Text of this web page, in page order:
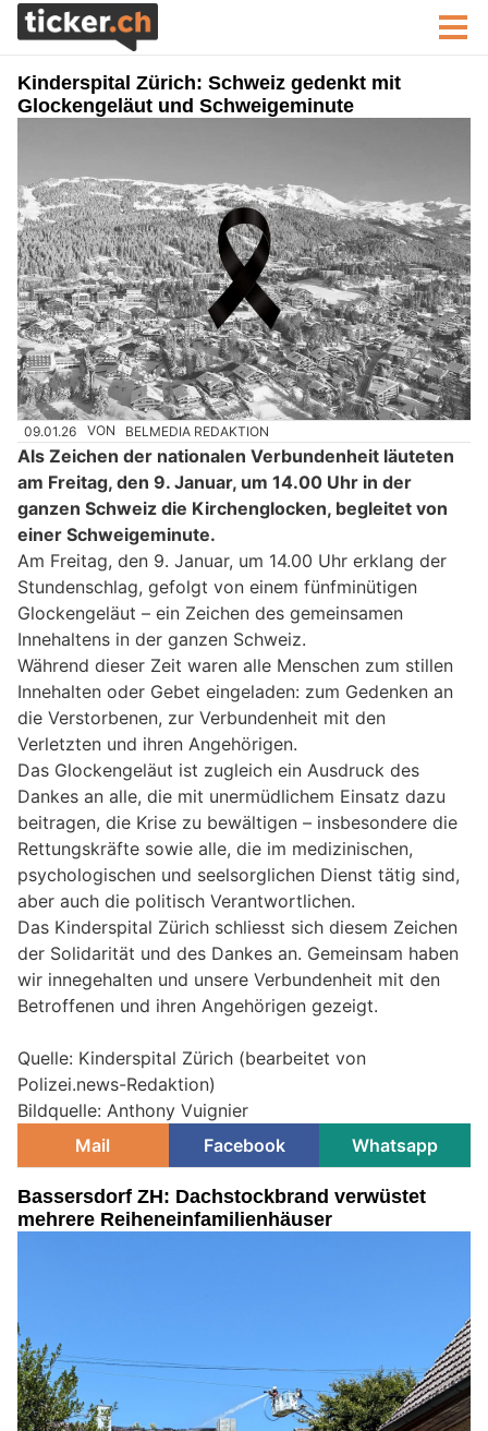
Kinderspital Zürich: Schweiz gedenkt mit
Glockengeläut und Schweigeminute
09.01.26 VON BELMEDIA REDAKTION
Als Zeichen der nationalen Verbundenheit läuteten
am Freitag, den 9. Januar, um 14.00 Uhr in der
ganzen Schweiz die Kirchenglocken, begleitet von
einer Schweigeminute.
Am Freitag, den 9. Januar, um 14.00 Uhr erklang der
Stundenschlag, gefolgt von einem fünfminütigen
Glockengeläut – ein Zeichen des gemeinsamen
Innehaltens in der ganzen Schweiz.
Während dieser Zeit waren alle Menschen zum stillen
Innehalten oder Gebet eingeladen: zum Gedenken an
die Verstorbenen, zur Verbundenheit mit den
Verletzten und ihren Angehörigen.
Das Glockengeläut ist zugleich ein Ausdruck des
Dankes an alle, die mit unermüdlichem Einsatz dazu
beitragen, die Krise zu bewältigen – insbesondere die
Rettungskräfte sowie alle, die im medizinischen,
psychologischen und seelsorglichen Dienst tätig sind,
aber auch die politisch Verantwortlichen.
Das Kinderspital Zürich schliesst sich diesem Zeichen
der Solidarität und des Dankes an. Gemeinsam haben
wir innegehalten und unsere Verbundenheit mit den
Betroffenen und ihren Angehörigen gezeigt.
Quelle: Kinderspital Zürich (bearbeitet von
Polizei.news-Redaktion)
Bildquelle: Anthony Vuignier
Mail
Facebook Whatsapp
Bassersdorf ZH: Dachstockbrand verwüstet
mehrere Reiheneinfamilienhäuser